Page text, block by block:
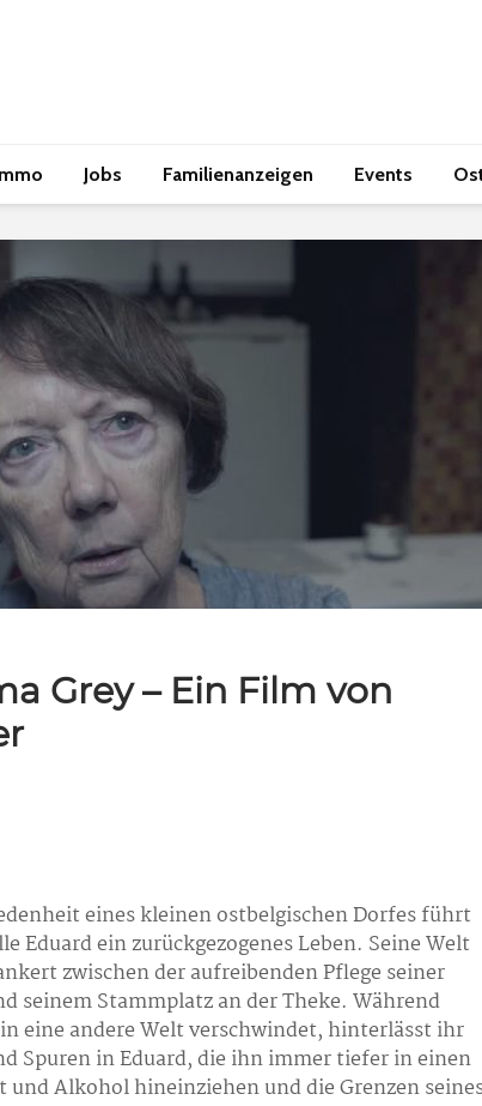
Jobs Familienanzeigen Events
Grey – Ein Film von
eines kleinen ostbelgischen Dorfes führt
Eduard ein zurückgezogenes Leben. Seine Welt
zwischen der aufreibenden Pﬂege seiner
seinem Stammplatz an der Theke. Während
eine andere Welt verschwindet, hinterlässt ihr
Spuren in Eduard, die ihn immer tiefer in einen
und Alkohol hineinziehen und die Grenzen